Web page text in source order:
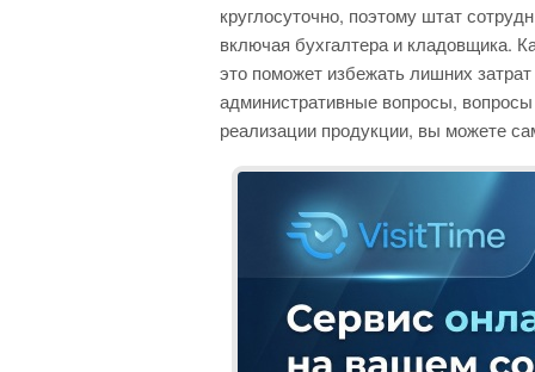
круглосуточно, поэтому штат
включая бухгалтера и кладовщика.
это поможет избежать лишних
административные вопросы,
реализации продукции, вы можете